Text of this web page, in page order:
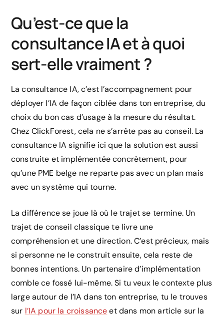
Qu’est-ce que la
consultance IA et à quoi
sert-elle vraiment ?
La consultance IA, c’est l’accompagnement pour
déployer l’IA de façon ciblée dans ton entreprise, du
choix du bon cas d’usage à la mesure du résultat.
Chez ClickForest, cela ne s’arrête pas au conseil. La
consultance IA signifie ici que la solution est aussi
construite et implémentée concrètement, pour
qu’une PME belge ne reparte pas avec un plan mais
avec un système qui tourne.
La différence se joue là où le trajet se termine. Un
trajet de conseil classique te livre une
compréhension et une direction. C’est précieux, mais
si personne ne le construit ensuite, cela reste de
bonnes intentions. Un partenaire d’implémentation
comble ce fossé lui-même. Si tu veux le contexte plus
large autour de l’IA dans ton entreprise, tu le trouves
sur l’IA pour la croissanceet dans mon article sur la